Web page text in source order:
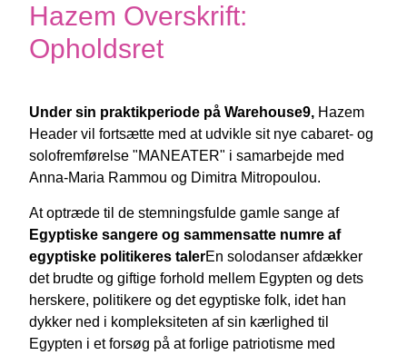
Hazem Overskrift:
Opholdsret
Under sin praktikperiode på Warehouse9, Hazem
Header vil fortsætte med at udvikle sit nye cabaret- og
solofremførelse "MANEATER" i samarbejde med
Anna-Maria Rammou og Dimitra Mitropoulou.
At optræde til de stemningsfulde gamle sange af
Egyptiske sangere og sammensatte numre af
egyptiske politikeres talerEn solodanser afdækker
det brudte og giftige forhold mellem Egypten og dets
herskere, politikere og det egyptiske folk, idet han
dykker ned i kompleksiteten af sin kærlighed til
Egypten i et forsøg på at forlige patriotisme med